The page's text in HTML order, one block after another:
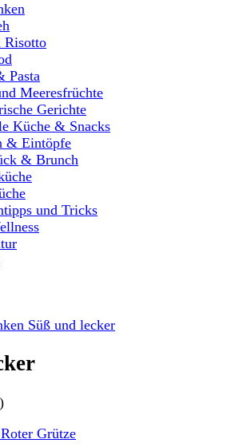
Risotto
Pasta
Meeresfrüchte
Gerichte
Küche & Snacks
& Eintöpfe
& Brunch
und Tricks
Süß und lecker